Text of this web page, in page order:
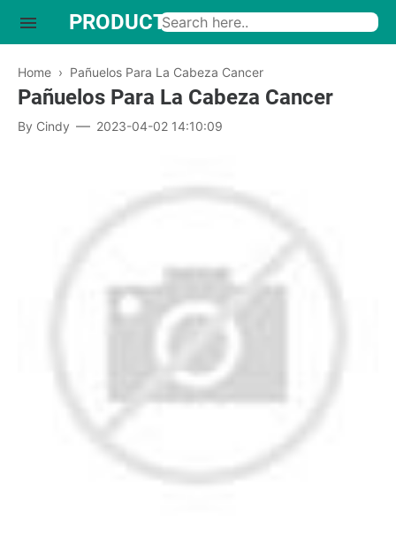
Home › Pañuelos Para La Cabeza Cancer
Pañuelos Para La Cabeza Cancer
By Cindy 2023-04-02 14:10:09